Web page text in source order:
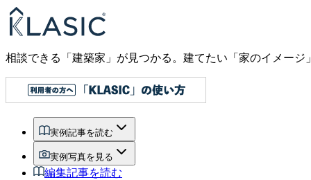
相談できる「建築家」が見つかる。建てたい「家のイメージ
実例記事を読む
実例写真を見る
編集記事を読む